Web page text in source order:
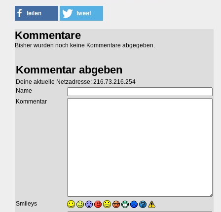
Kommentare
Bisher wurden noch keine Kommentare abgegeben.
Kommentar abgeben
Deine aktuelle Netzadresse: 216.73.216.254
Name
Kommentar
Smileys